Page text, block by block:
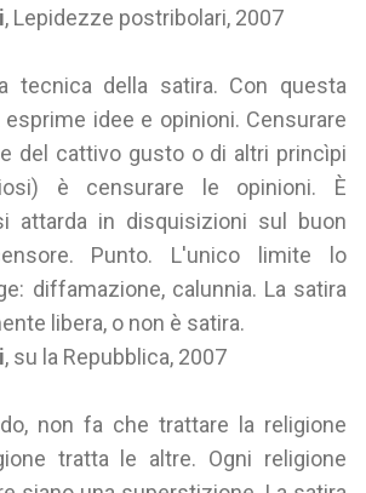
, Lepidezze postribolari, 2007
tecnica della satira. Con questa
idee e opinioni. Censurare
del cattivo gusto o di altri princìpi
è censurare le opinioni. È
attarda in disquisizioni sul buon
Punto. L'unico limite lo
diffamazione, calunnia. La satira
libera, o non è satira.
, su la Repubblica, 2007
non fa che trattare la religione
tratta le altre. Ogni religione